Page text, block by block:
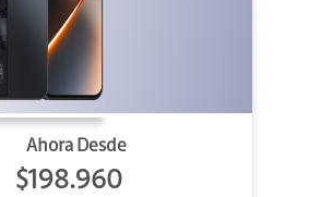
Ahora Desde
$198.960